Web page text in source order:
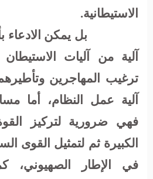
الاستيطانية.
بل يمكن الادعاء
آلية
من آليات الاستيطان
ترغيب
المهاجرين
آلية عمل النظام، أما
فهي
ضرورية لتركيز
الكبيرة ثم لتمثيل القوى
في
الإطار الصهيوني،